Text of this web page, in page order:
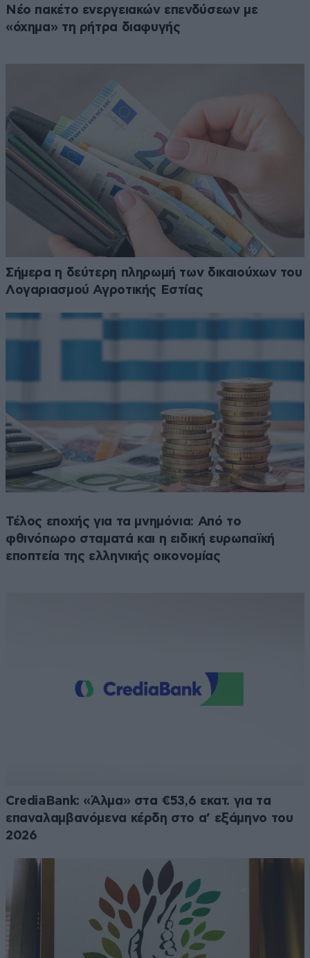
Νέο πακέτο ενεργειακών επενδύσεων με
«όχημα» τη ρήτρα διαφυγής
Σήμερα η δεύτερη πληρωμή των δικαιούχων του
Λογαριασμού Αγροτικής Εστίας
Τέλος εποχής για τα μνημόνια: Από το
φθινόπωρο σταματά και η ειδική ευρωπαϊκή
εποπτεία της ελληνικής οικονομίας
CrediaBank: «Άλμα» στα €53,6 εκατ. για τα
επαναλαμβανόμενα κέρδη στο α’ εξάμηνο του
2026